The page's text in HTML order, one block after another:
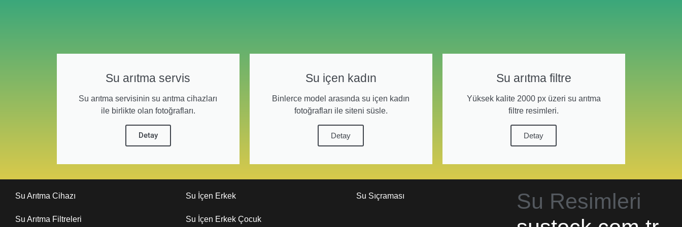
Su arıtma servis
Su arıtma servisinin su arıtma cihazları
ile birlikte olan fotoğrafları.
Detay
Su içen kadın
Binlerce model arasında su içen kadın
fotoğrafları ile siteni süsle.
Detay
Su arıtma filtre
Yüksek kalite 2000 px üzeri su arıtma
filtre resimleri.
Detay
Su Arıtma Cihazı
Su Arıtma Filtreleri
Su İçen Erkek
Su İçen Erkek Çocuk
Su Sıçraması
Su Resimleri